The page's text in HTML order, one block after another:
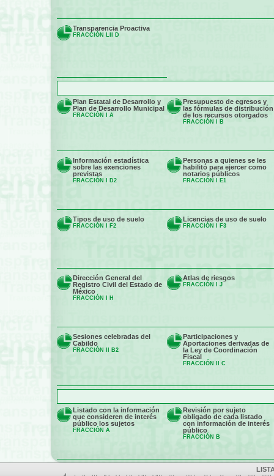
Transparencia Proactiva
FRACCIÓN LII D
Plan Estatal de Desarrollo y
Plan de Desarrollo Municipal
FRACCIÓN I A
Presupuesto de egresos y
las fórmulas de distribución
de los recursos otorgados
FRACCIÓN I B
Información estadística
sobre las exenciones
previstas
FRACCIÓN I D2
Personas a quienes se les
habilitó para ejercer como
notarios públicos
FRACCIÓN I E1
Tipos de uso de suelo
FRACCIÓN I F2
Licencias de uso de suelo
FRACCIÓN I F3
Dirección General del
Registro Civil del Estado de
México
FRACCIÓN I H
Atlas de riesgos
FRACCIÓN I J
Sesiones celebradas del
Cabildo
FRACCIÓN II B2
Participaciones y
Aportaciones derivadas de
la Ley de Coordinación
Fiscal
FRACCIÓN II C
Listado con la información
que consideren de interés
público los sujetos
FRACCIÓN A
Revisión por sujeto
obligado de cada listado
con información de interés
público
FRACCIÓN B